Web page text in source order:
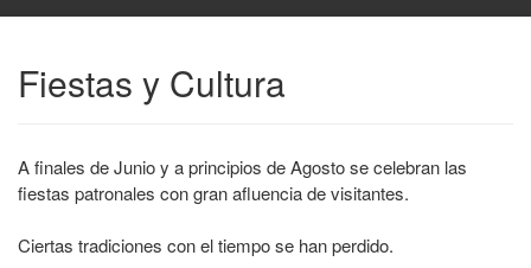
Fiestas y Cultura
A finales de Junio y a principios de Agosto se celebran las
fiestas patronales con gran afluencia de visitantes.
Ciertas tradiciones con el tiempo se han perdido.